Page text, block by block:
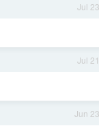
Jul 23
Jul 21
Jun 23